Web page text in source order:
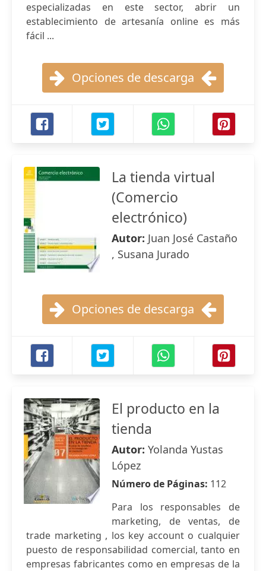
especializadas en este sector, abrir un
establecimiento de artesanía online es más
fácil ...
Opciones de descarga
La tienda virtual
(Comercio
electrónico)
Autor: Juan José Castaño
, Susana Jurado
Opciones de descarga
El producto en la
tienda
Autor: Yolanda Yustas
López
Número de Páginas: 112
Para los responsables de
marketing, de ventas, de
trade marketing , los key account o cualquier
puesto de responsabilidad comercial, tanto en
empresas fabricantes como en empresas de la